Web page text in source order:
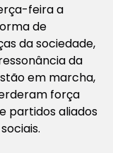
feira a
de
da sociedade,
da
em marcha,
força
partidos aliados